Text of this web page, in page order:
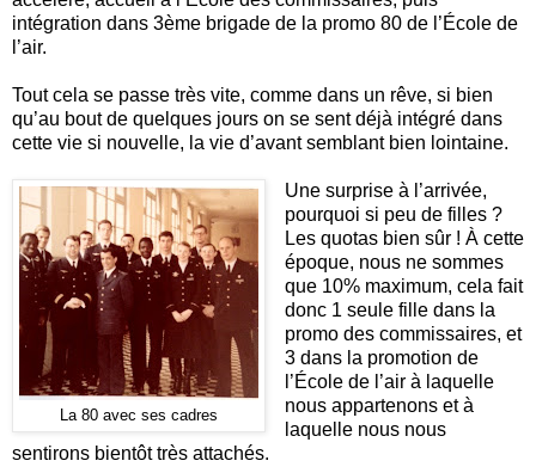
intégration dans 3ème brigade de la promo 80 de l’École de
l’air.
Tout cela se passe très vite, comme dans un rêve, si bien
qu’au bout de quelques jours on se sent déjà intégré dans
cette vie si nouvelle, la vie d’avant semblant bien lointaine.
La 80 avec ses cadres
Une surprise à l’arrivée,
pourquoi si peu de filles ?
Les quotas bien sûr ! À cette
époque, nous ne sommes
que 10% maximum, cela fait
donc 1 seule fille dans la
promo des commissaires, et
3 dans la promotion de
l’École de l’air à laquelle
nous appartenons et à
laquelle nous nous
sentirons bientôt très attachés.